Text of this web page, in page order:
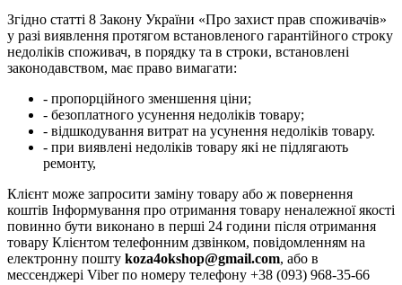
Згідно статті 8 Закону України «Про захист прав споживачів»
у разі виявлення протягом встановленого гарантійного строку
недоліків споживач, в порядку та в строки, встановлені
законодавством, має право вимагати:
- пропорційного зменшення ціни;
- безоплатного усунення недоліків товару;
- відшкодування витрат на усунення недоліків товару.
- при виявлені недоліків товару які не підлягають
ремонту,
Клієнт може запросити заміну товару або ж повернення
коштів Інформування про отримання товару неналежної якості
повинно бути виконано в перші 24 години після отримання
товару Клієнтом телефонним дзвінком, повідомленням на
електронну пошту koza4okshop@gmail.com, або в
мессенджері Viber по номеру телефону +38 (093) 968-35-66